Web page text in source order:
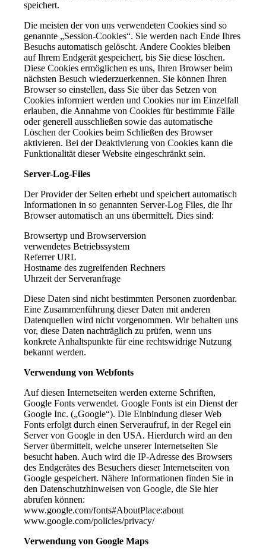
speichert.
Die meisten der von uns verwendeten Cookies sind so
genannte „Session-Cookies“. Sie werden nach Ende Ihres
Besuchs automatisch gelöscht. Andere Cookies bleiben
auf Ihrem Endgerät gespeichert, bis Sie diese löschen.
Diese Cookies ermöglichen es uns, Ihren Browser beim
nächsten Besuch wiederzuerkennen. Sie können Ihren
Browser so einstellen, dass Sie über das Setzen von
Cookies informiert werden und Cookies nur im Einzelfall
erlauben, die Annahme von Cookies für bestimmte Fälle
oder generell ausschließen sowie das automatische
Löschen der Cookies beim Schließen des Browser
aktivieren. Bei der Deaktivierung von Cookies kann die
Funktionalität dieser Website eingeschränkt sein.
Server-Log-Files
Der Provider der Seiten erhebt und speichert automatisch
Informationen in so genannten Server-Log Files, die Ihr
Browser automatisch an uns übermittelt. Dies sind:
Browsertyp und Browserversion
verwendetes Betriebssystem
Referrer URL
Hostname des zugreifenden Rechners
Uhrzeit der Serveranfrage
Diese Daten sind nicht bestimmten Personen zuordenbar.
Eine Zusammenführung dieser Daten mit anderen
Datenquellen wird nicht vorgenommen. Wir behalten uns
vor, diese Daten nachträglich zu prüfen, wenn uns
konkrete Anhaltspunkte für eine rechtswidrige Nutzung
bekannt werden.
Verwendung von Webfonts
Auf diesen Internetseiten werden externe Schriften,
Google Fonts verwendet. Google Fonts ist ein Dienst der
Google Inc. („Google“). Die Einbindung dieser Web
Fonts erfolgt durch einen Serveraufruf, in der Regel ein
Server von Google in den USA. Hierdurch wird an den
Server übermittelt, welche unserer Internetseiten Sie
besucht haben. Auch wird die IP-Adresse des Browsers
des Endgerätes des Besuchers dieser Internetseiten von
Google gespeichert. Nähere Informationen finden Sie in
den Datenschutzhinweisen von Google, die Sie hier
abrufen können:
www.google.com/fonts#AboutPlace:about
www.google.com/policies/privacy/
Verwendung von Google Maps